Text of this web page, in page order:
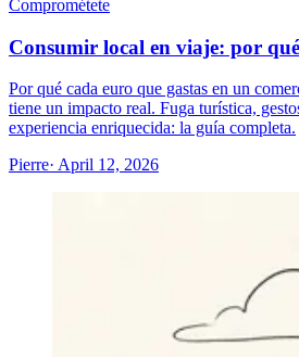
Comprométete
Consumir local en viaje: por
Por qué cada euro que gastas en un
tiene un impacto real. Fuga turística,
experiencia enriquecida: la guía completa.
Pierre· April 12, 2026